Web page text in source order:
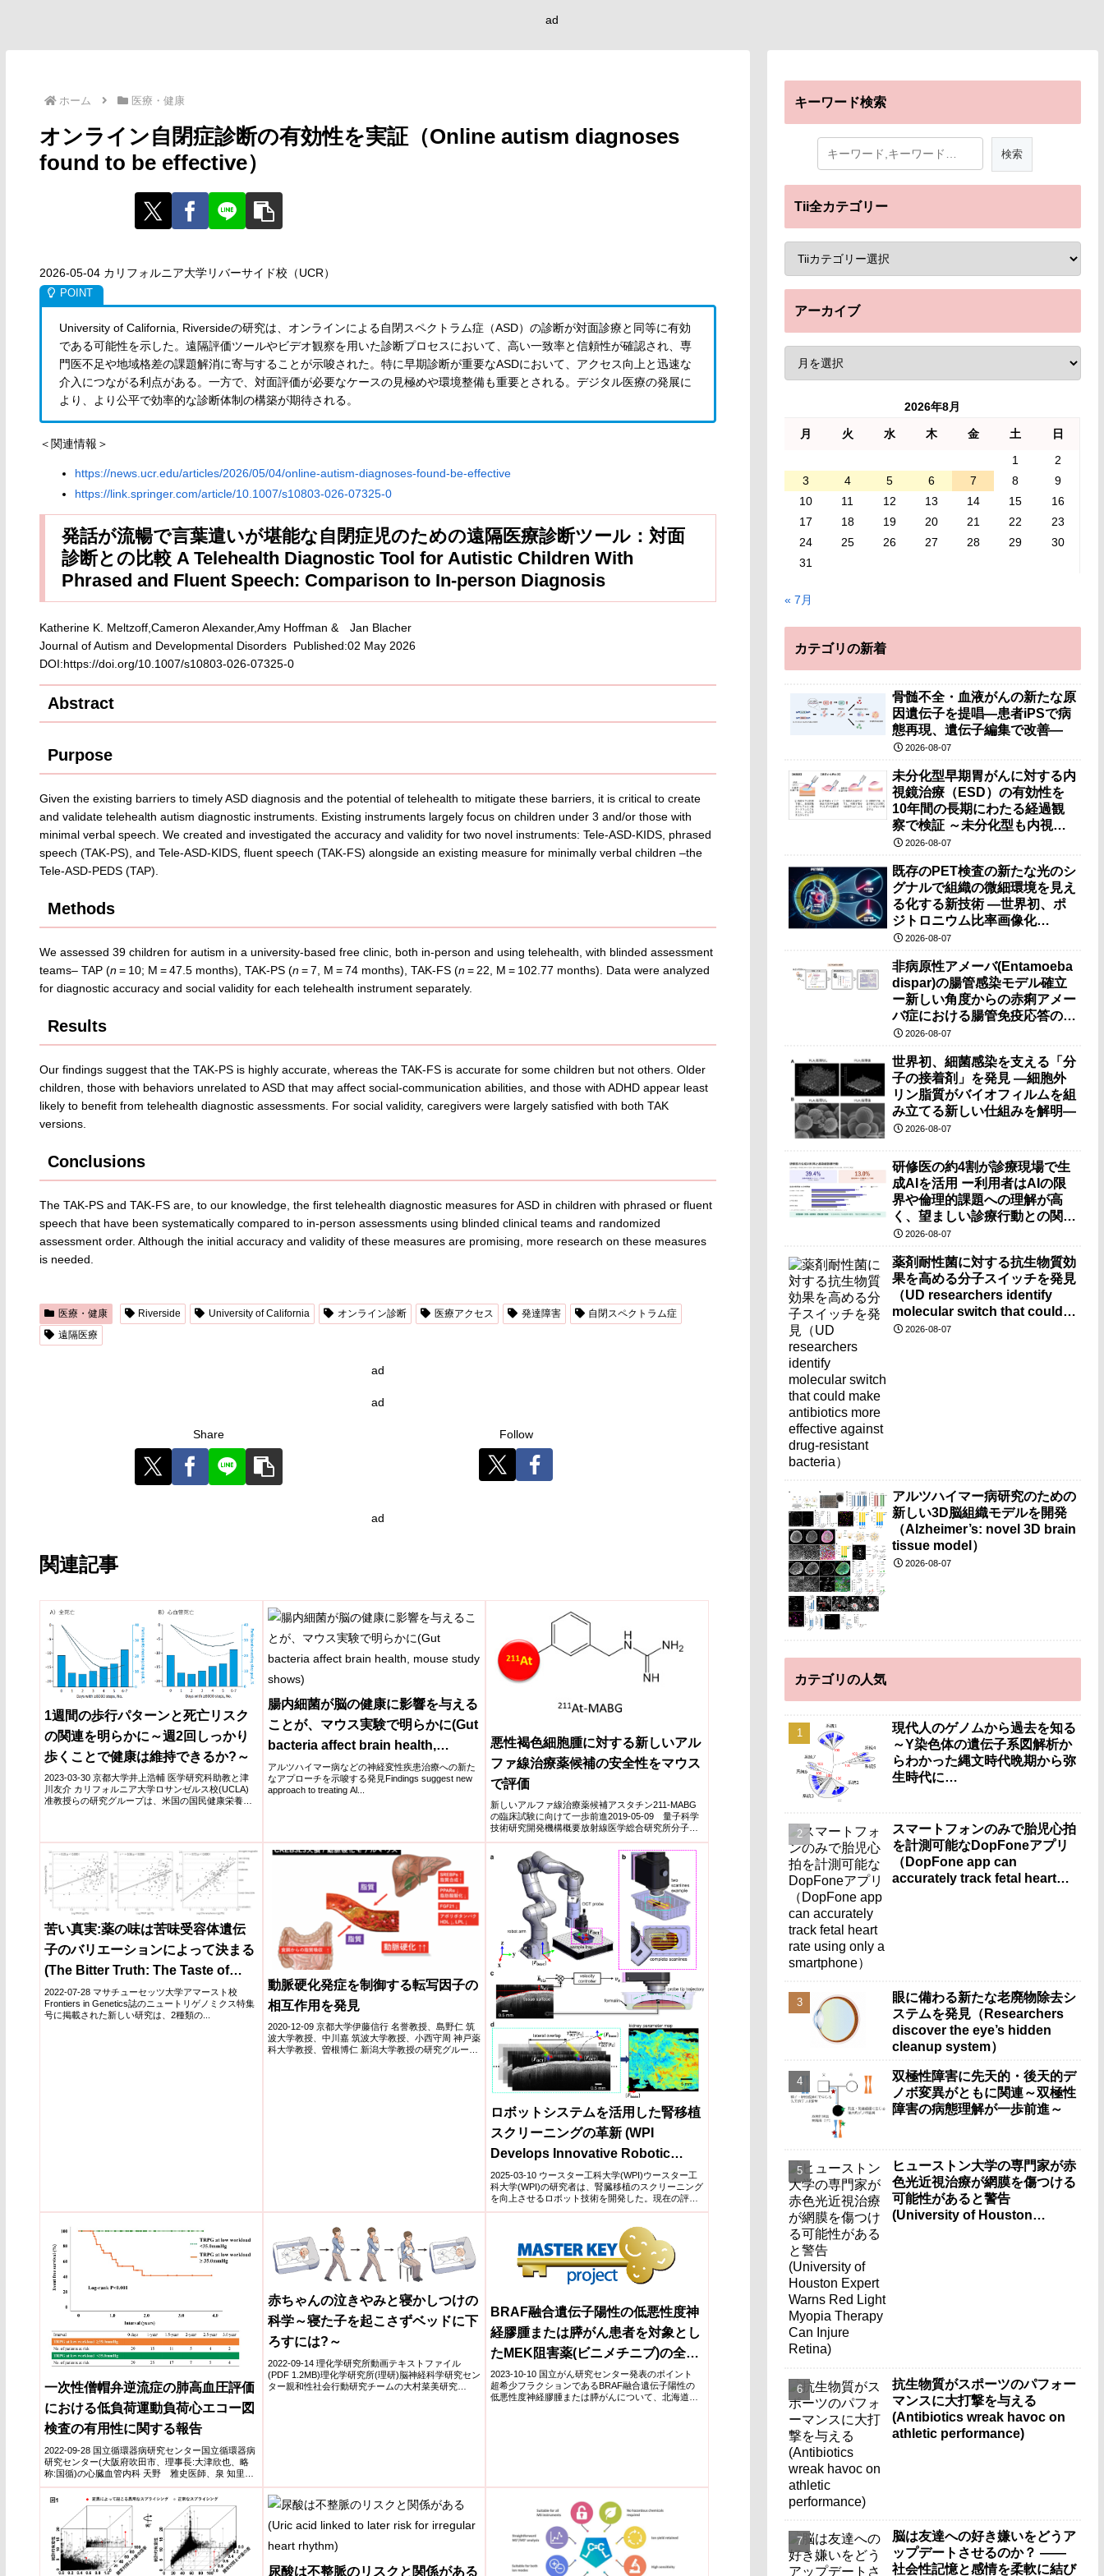
ad
ホーム 医療・健康
オンライン自閉症診断の有効性を実証（Online autism diagnoses
found to be effective）
2026-05-04 カリフォルニア大学リバーサイド校（UCR）
University of California, Riversideの研究は、オンラインによる自閉スペクトラム症（ASD）の診断が対面診療と同等に有効
である可能性を示した。遠隔評価ツールやビデオ観察を用いた診断プロセスにおいて、高い一致率と信頼性が確認され、専
門医不足や地域格差の課題解消に寄与することが示唆された。特に早期診断が重要なASDにおいて、アクセス向上と迅速な
介入につながる利点がある。一方で、対面評価が必要なケースの見極めや環境整備も重要とされる。デジタル医療の発展に
より、より公平で効率的な診断体制の構築が期待される。
＜関連情報＞
https://news.ucr.edu/articles/2026/05/04/online-autism-diagnoses-found-be-effective
https://link.springer.com/article/10.1007/s10803-026-07325-0
発話が流暢で言葉遣いが堪能な自閉症児のための遠隔医療診断ツール：対面
診断との比較 A Telehealth Diagnostic Tool for Autistic Children With
Phrased and Fluent Speech: Comparison to In-person Diagnosis
Katherine K. Meltzoff,Cameron Alexander,Amy Hoffman & Jan Blacher
Journal of Autism and Developmental Disorders Published:02 May 2026
DOI:https://doi.org/10.1007/s10803-026-07325-0
Abstract
Purpose
Given the existing barriers to timely ASD diagnosis and the potential of telehealth to mitigate these barriers, it is critical to create
and validate telehealth autism diagnostic instruments. Existing instruments largely focus on children under 3 and/or those with
minimal verbal speech. We created and investigated the accuracy and validity for two novel instruments: Tele-ASD-KIDS, phrased
speech (TAK-PS), and Tele-ASD-KIDS, fluent speech (TAK-FS) alongside an existing measure for minimally verbal children –the
Tele-ASD-PEDS (TAP).
Methods
We assessed 39 children for autism in a university-based free clinic, both in-person and using telehealth, with blinded assessment
teams– TAP (n= 10; M = 47.5 months), TAK-PS (n= 7, M = 74 months), TAK-FS (n= 22, M = 102.77 months). Data were analyzed
for diagnostic accuracy and social validity for each telehealth instrument separately.
Results
Our findings suggest that the TAK-PS is highly accurate, whereas the TAK-FS is accurate for some children but not others. Older
children, those with behaviors unrelated to ASD that may affect social-communication abilities, and those with ADHD appear least
likely to benefit from telehealth diagnostic assessments. For social validity, caregivers were largely satisfied with both TAK
versions.
Conclusions
The TAK-PS and TAK-FS are, to our knowledge, the first telehealth diagnostic measures for ASD in children with phrased or fluent
speech that have been systematically compared to in-person assessments using blinded clinical teams and randomized
assessment order. Although the initial accuracy and validity of these measures are promising, more research on these measures
is needed.
医療・健康 Riverside University of California オンライン診断 医療アクセス 発達障害
自閉スペクトラム症
遠隔医療
ad
ad
Share Follow
ad
関連記事
1週間の歩行パターンと死亡リスク
の関連を明らかに～週2回しっかり
歩くことで健康は維持できるか?～
2023-03-30 京都大学井上浩輔 医学研究科助教と津
川友介 カリフォルニア大学ロサンゼルス校(UCLA)
准教授らの研究グループは、米国の国民健康栄養調
腸内細菌が脳の健康に影響を与える
ことが、マウス実験で明らかに(Gut
bacteria affect brain health,
mouse study shows)
アルツハイマー病などの神経変性疾患治療への新た
なアプローチを示唆する発見Findings suggest new
approach to treating Al...
悪性褐色細胞腫に対する新しいアル
ファ線治療薬候補の安全性をマウス
で評価
新しいアルファ線治療薬候補アスタチン211-MABG
の臨床試験に向けて一歩前進2019-05-09 量子科学
技術研究開発機構概要放射線医学総合研究所分子イ
苦い真実:薬の味は苦味受容体遺伝
子のバリエーションによって決まる
(The Bitter Truth: The Taste of
Some Medications Depends on
Variations in Bitter Receptor
2022-07-28 マサチューセッツ大学アマースト校
Frontiers in Genetics誌のニュートリゲノミクス特集
号に掲載された新しい研究は、2種類の...
動脈硬化発症を制御する転写因子の
相互作用を発見
2020-12-09 京都大学伊藤信行 名誉教授、島野仁 筑
波大学教授、中川嘉 筑波大学教授、小西守周 神戸薬
科大学教授、曽根博仁 新潟大学教授の研究グループ
ロボットシステムを活用した腎移植
スクリーニングの革新 (WPI
Develops Innovative Robotic
System to Enhance Kidney
Transplant Screening)
2025-03-10 ウースター工科大学(WPI)ウースター工
科大学(WPI)の研究者は、腎臓移植のスクリーニング
を向上させるロボット技術を開発した。現在の評
価...
一次性僧帽弁逆流症の肺高血圧評価
における低負荷運動負荷心エコー図
検査の有用性に関する報告
2022-09-28 国立循環器病研究センター国立循環器病
研究センター(大阪府吹田市、理事長:大津欣也、略
称:国循)の心臓血管内科 天野 雅史医師、泉 知里医
師...
赤ちゃんの泣きやみと寝かしつけの
科学～寝た子を起こさずベッドに下
ろすには?～
2022-09-14 理化学研究所動画テキストファイル
(PDF 1.2MB)理化学研究所(理研)脳神経科学研究セン
ター親和性社会行動研究チームの大村菜美研究
BRAF融合遺伝子陽性の低悪性度神
経膠腫または膵がん患者を対象とし
たMEK阻害薬(ビニメチニブ)の全国
6施設共同第2相医師主導治験開始
2023-10-10 国立がん研究センター発表のポイント
超希少フラクションであるBRAF融合遺伝子陽性の
低悪性度神経膠腫または膵がんについて、北海道、
尿酸は不整脈のリスクと関係がある
キーワード検索
Tii全カテゴリー
アーカイブ
2026年8月
月 火 水 木 金 土
日
1
2
3
4 5 6 7 8
9
10
11 12 13 14 15
16
17
18 19 20 21 22
23
24
25 26 27 28 29
30
31
« 7月
カテゴリの新着
骨髄不全・血液がんの新たな原
因遺伝子を提唱―患者iPSで病
態再現、遺伝子編集で改善―
2026-08-07
未分化型早期胃がんに対する内
視鏡治療（ESD）の有効性を
10年間の長期にわたる経過観
察で検証 ～未分化型も内視鏡
治療で胃の温存が可能～
2026-08-07
既存のPET検査の新たな光のシ
グナルで組織の微細環境を見え
る化する新技術 ―世界初、ポ
ジトロニウム比率画像化
（PRI）の原理検証に成功―
2026-08-07
非病原性アメーバ(Entamoeba
dispar)の腸管感染モデル確立
ー新しい角度からの赤痢アメー
バ症における腸管免疫応答の理
解に期待ー
2026-08-07
世界初、細菌感染を支える「分
子の接着剤」を発見 ―細胞外
リン脂質がバイオフィルムを組
み立てる新しい仕組みを解明―
2026-08-07
研修医の約4割が診療現場で生
成AIを活用 ー利用者はAIの限
界や倫理的課題への理解が高
く、望ましい診療行動との関連
も確認ー
2026-08-07
薬剤耐性菌に対する抗生物質効
果を高める分子スイッチを発見
（UD researchers identify
molecular switch that could
make antibiotics more
2026-08-07
アルツハイマー病研究のための
新しい3D脳組織モデルを開発
（Alzheimer’s: novel 3D brain
tissue model）
2026-08-07
カテゴリの人気
現代人のゲノムから過去を知る
～Y染色体の遺伝子系図解析か
らわかった縄文時代晩期から弥
生時代に…
スマートフォンのみで胎児心拍
を計測可能なDopFoneアプリ
（DopFone app can
accurately track fetal heart
眼に備わる新たな老廃物除去シ
ステムを発見（Researchers
discover the eye’s hidden
cleanup system）
双極性障害に先天的・後天的デ
ノボ変異がともに関連～双極性
障害の病態理解が一歩前進～
ヒューストン大学の専門家が赤
色光近視治療が網膜を傷つける
可能性があると警告
(University of Houston
抗生物質がスポーツのパフォー
マンスに大打撃を与える
(Antibiotics wreak havoc on
athletic performance)
脳は友達への好き嫌いをどうア
ップデートさせるのか？ ――
社会性記憶と感情を柔軟に結び